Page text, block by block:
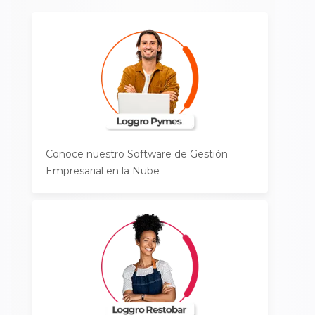
Conoce nuestro Software de Gestión
Empresarial en la Nube